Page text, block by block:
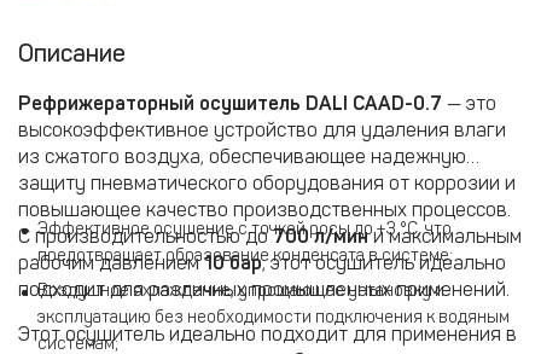
Описание
Рефрижераторный осушитель DALI CAAD-0.7 — это
высокоэффективное устройство для удаления влаги
из сжатого воздуха, обеспечивающее надежную
защиту пневматического оборудования от коррозии и
повышающее качество производственных процессов.
С производительностью до700 л/мини максимальным
рабочим давлением10 бар, этот осушитель идеально
подходит для различных промышленных применений.
Эффективное осушение с точкой росы до +3 °C, что
предотвращает образование конденсата в системе;
Воздушное охлаждение, упрощающее установку и
эксплуатацию без необходимости подключения к водяным
системам;
Этот осушитель идеально подходит для применения в